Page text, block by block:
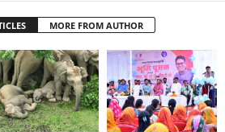
MORE FROM AUTHOR